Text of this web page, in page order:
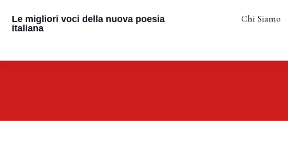
Le migliori voci della nuova poesia
italiana
Chi Siamo